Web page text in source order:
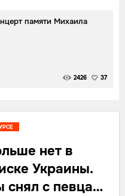
памяти Михаила
2426 37
нет в
Украины.
снял с певца